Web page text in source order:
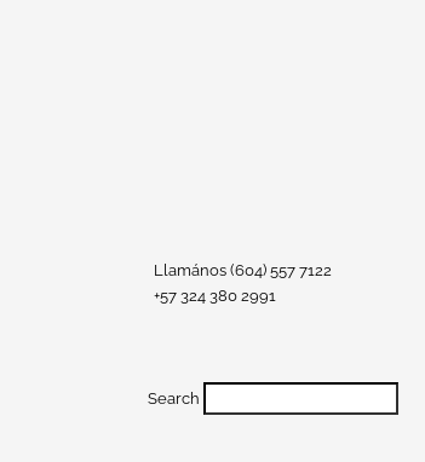
Llamános (604) 557 7122
+57 324 380 2991
Search